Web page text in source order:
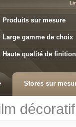
Produits sur mesure
Large gamme de choix
Haute qualité de finition
Stores sur
décoratif